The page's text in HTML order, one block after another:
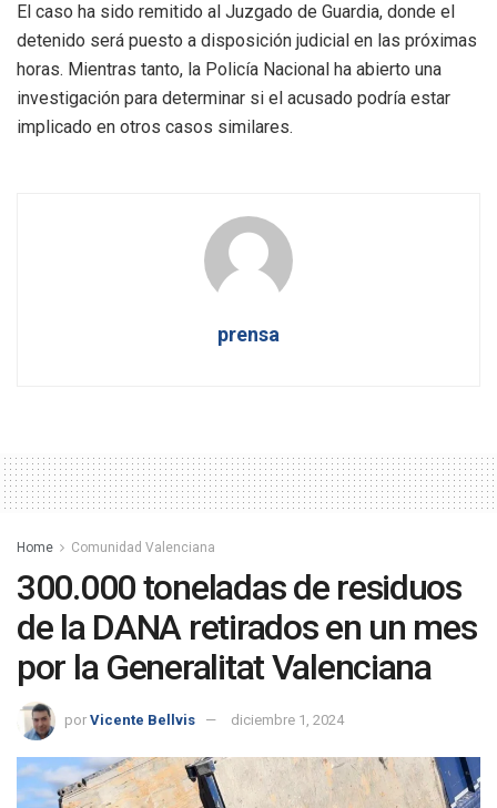
El caso ha sido remitido al Juzgado de Guardia, donde el
detenido será puesto a disposición judicial en las próximas
horas. Mientras tanto, la Policía Nacional ha abierto una
investigación para determinar si el acusado podría estar
implicado en otros casos similares.
prensa
Home Comunidad Valenciana
300.000 toneladas de residuos
de la DANA retirados en un mes
por la Generalitat Valenciana
por Vicente Bellvis diciembre 1, 2024